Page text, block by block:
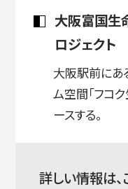
大阪富国生
ロジェクト
大阪駅前にあ
ム空間「フコ
ースする。
詳しい情報は、